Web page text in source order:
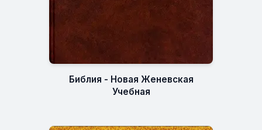
Библия - Новая Женевская
Учебная